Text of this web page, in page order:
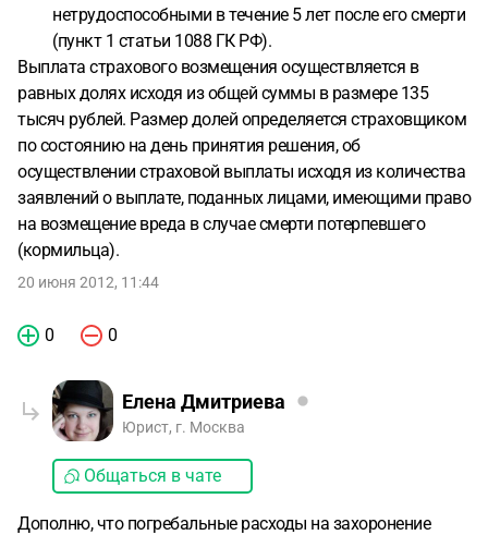
нетрудоспособными в течение 5 лет после его смерти
(пункт 1 статьи 1088 ГК РФ).
Выплата страхового возмещения осуществляется в
равных долях исходя из общей суммы в размере 135
тысяч рублей. Размер долей определяется страховщиком
по состоянию на день принятия решения, об
осуществлении страховой выплаты исходя из количества
заявлений о выплате, поданных лицами, имеющими право
на возмещение вреда в случае смерти потерпевшего
(кормильца).
20 июня 2012, 11:44
0 0
Елена Дмитриева
Юрист, г. Москва
Общаться в чате
Дополню, что погребальные расходы на захоронение